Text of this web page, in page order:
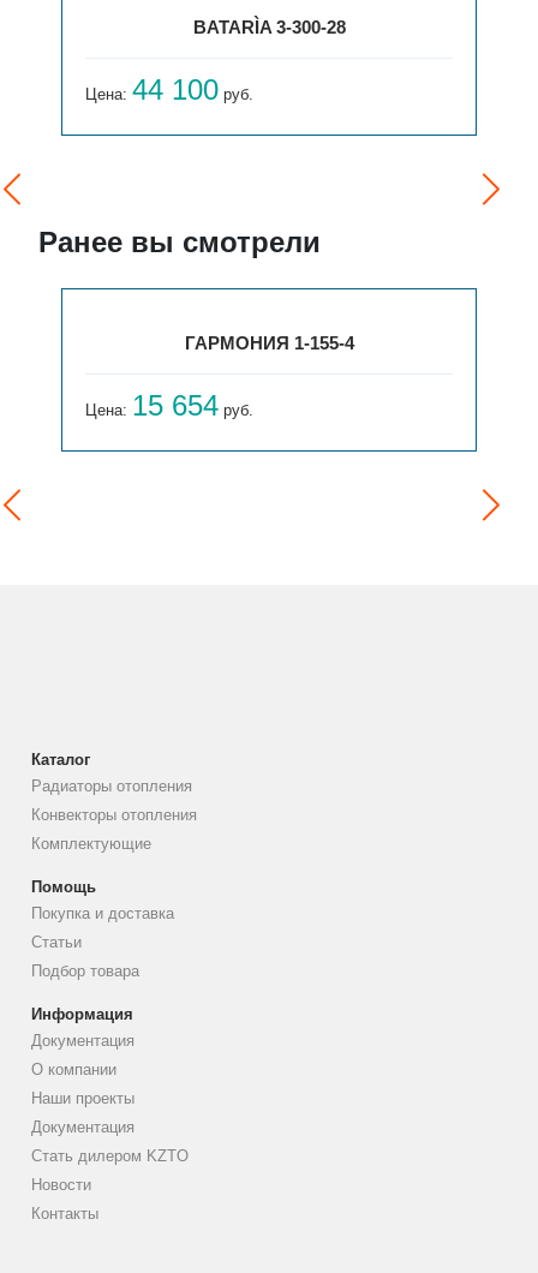
BATARÌA 3-300-28
Цена:44 100 руб.
Ранее вы смотрели
ГАРМОНИЯ 1-155-4
Цена: 15 654 руб.
Каталог
Радиаторы отопления
Конвекторы отопления
Комплектующие
Помощь
Покупка и доставка
Статьи
Подбор товара
Информация
Документация
О компании
Наши проекты
Документация
Стать дилером KZTO
Новости
Контакты